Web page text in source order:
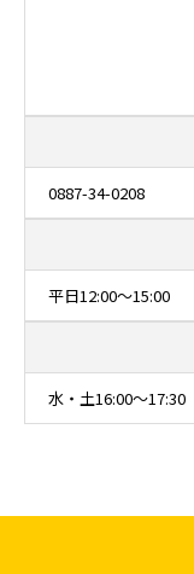
0887-34-0208
平日12:00～15:00
水・土16:00～17:30